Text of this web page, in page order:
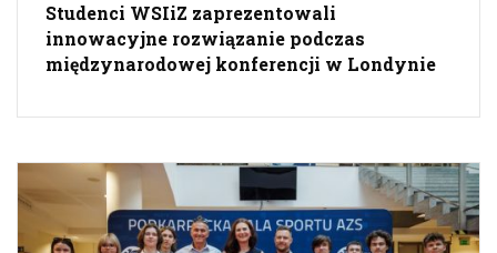
Studenci WSIiZ zaprezentowali
innowacyjne rozwiązanie podczas
międzynarodowej konferencji w Londynie